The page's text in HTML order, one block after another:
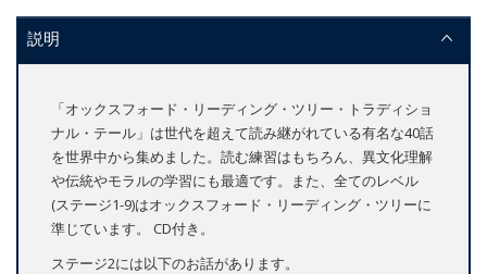
説明
「オックスフォード・リーディング・ツリー・トラディショ
ナル・テール」は世代を超えて読み継がれている有名な40話
を世界中から集めました。読む練習はもちろん、異文化理解
や伝統やモラルの学習にも最適です。また、全てのレベル
(ステージ1-9)はオックスフォード・リーディング・ツリーに
準じています。 CD付き。
ステージ2には以下のお話があります。